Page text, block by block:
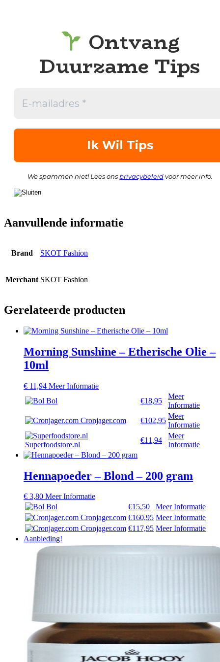
Ontvang
Duurzame Tips
We spammen niet! Lees onsprivacybeleidvoor meer info.
Aanvullende informatie
Brand SKOT Fashion
Merchant SKOT Fashion
Gerelateerde producten
Morning Sunshine – Etherische Olie –
10ml
€ 11,94 Meer Informatie
Bol
€18,95
Meer
Informatie
Cronjager.com
€102,95
Meer
Informatie
Superfoodstore.nl
€11,94
Meer
Informatie
Hennapoeder – Blond – 200 gram
€ 3,80 Meer Informatie
Bol
€15,50
Meer Informatie
Cronjager.com €160,95 Meer Informatie
Cronjager.com €117,95 Meer Informatie
Aanbieding!